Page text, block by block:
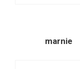
marnie